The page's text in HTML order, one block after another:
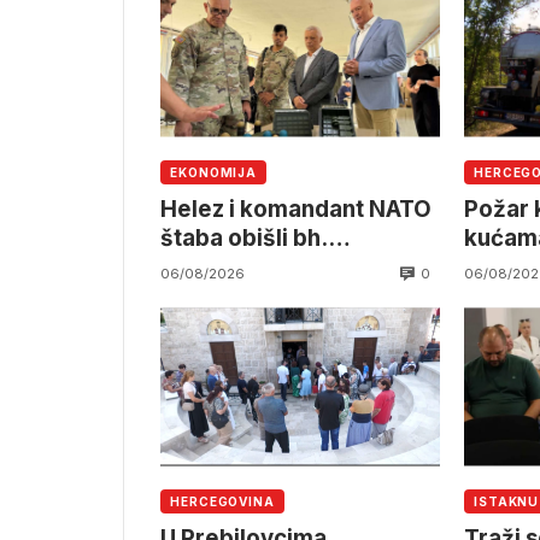
EKONOMIJA
Helez i komandant NATO
štaba obišli bh.
namjensku industriju
06/08/2026 0
Požar
pruzi,
OSBiH
06/08/
HERCEGOVINA